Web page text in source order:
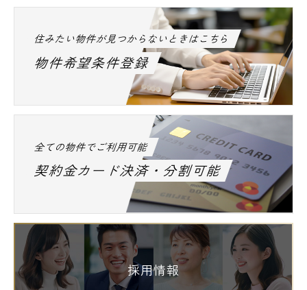
住みたい物件が見つからないときはこちら
物件希望条件登録
全ての物件でご利用可能
契約金カード決済・分割可能
採用情報